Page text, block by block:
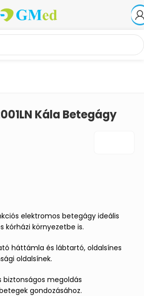
Betegágyak
Kála Betegágy
elektromos betegágy ideális
kórházi környezetbe is.
háttámla és lábtartó, oldalsínes
oldalsínek.
biztonságos megoldás
gondozásához.